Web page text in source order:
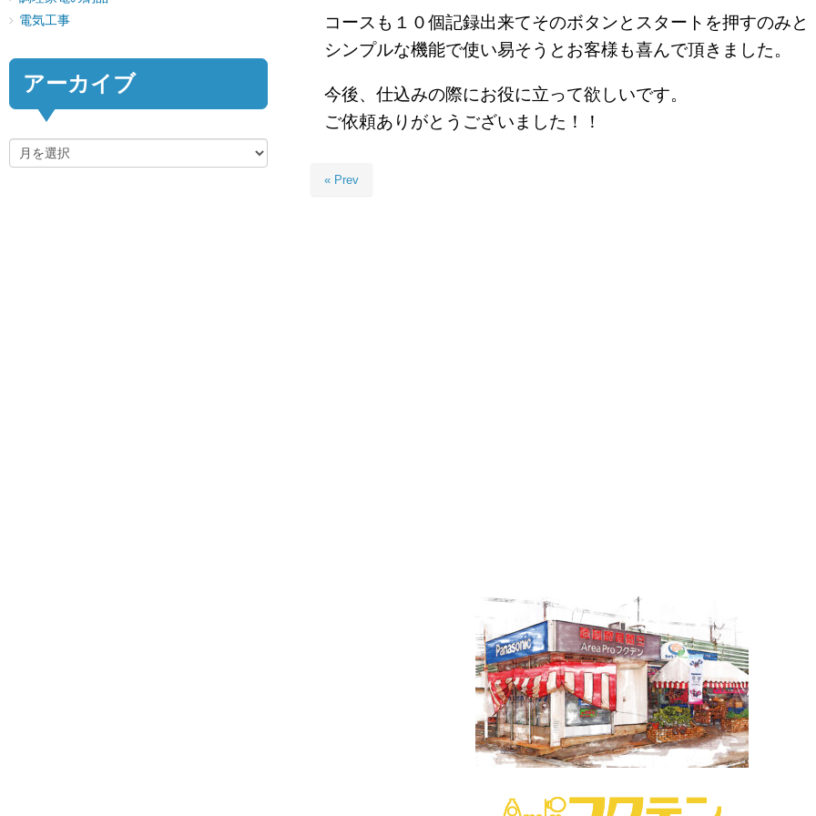
コースも１０個記録出来てそのボタンとスタートを押すのみと
シンプルな機能で使い易そうとお客様も喜んで頂きました。
今後、仕込みの際にお役に立って欲しいです。
ご依頼ありがとうございました！！
« Prev
電気工事
アーカイブ